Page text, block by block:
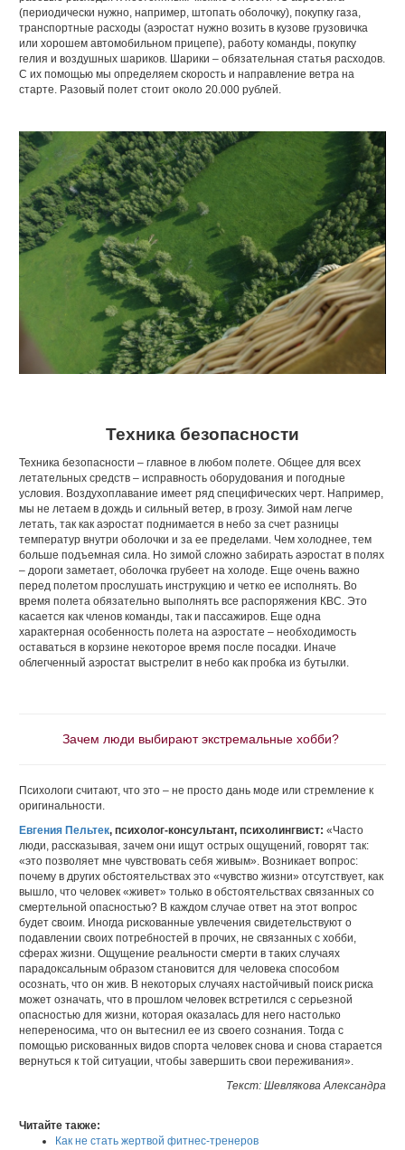
(периодически нужно, например, штопать оболочку), покупку газа,
транспортные расходы (аэростат нужно возить в кузове грузовичка
или хорошем автомобильном прицепе), работу команды, покупку
гелия и воздушных шариков. Шарики – обязательная статья расходов.
С их помощью мы определяем скорость и направление ветра на
старте. Разовый полет стоит около 20.000 рублей.
Техника безопасности
Техника безопасности – главное в любом полете. Общее для всех
летательных средств – исправность оборудования и погодные
условия. Воздухоплавание имеет ряд специфических черт. Например,
мы не летаем в дождь и сильный ветер, в грозу. Зимой нам легче
летать, так как аэростат поднимается в небо за счет разницы
температур внутри оболочки и за ее пределами. Чем холоднее, тем
больше подъемная сила. Но зимой сложно забирать аэростат в полях
– дороги заметает, оболочка грубеет на холоде. Еще очень важно
перед полетом прослушать инструкцию и четко ее исполнять. Во
время полета обязательно выполнять все распоряжения КВС. Это
касается как членов команды, так и пассажиров. Еще одна
характерная особенность полета на аэростате – необходимость
оставаться в корзине некоторое время после посадки. Иначе
облегченный аэростат выстрелит в небо как пробка из бутылки.
Зачем люди выбирают экстремальные хобби?
Психологи считают, что это – не просто дань моде или стремление к
оригинальности.
Евгения Пельтек, психолог-консультант, психолингвист:«Часто
люди, рассказывая, зачем они ищут острых ощущений, говорят так:
«это позволяет мне чувствовать себя живым». Возникает вопрос:
почему в других обстоятельствах это «чувство жизни» отсутствует, как
вышло, что человек «живет» только в обстоятельствах связанных со
смертельной опасностью? В каждом случае ответ на этот вопрос
будет своим. Иногда рискованные увлечения свидетельствуют о
подавлении своих потребностей в прочих, не связанных с хобби,
сферах жизни. Ощущение реальности смерти в таких случаях
парадоксальным образом становится для человека способом
осознать, что он жив. В некоторых случаях настойчивый поиск риска
может означать, что в прошлом человек встретился с серьезной
опасностью для жизни, которая оказалась для него настолько
непереносима, что он вытеснил ее из своего сознания. Тогда с
помощью рискованных видов спорта человек снова и снова старается
вернуться к той ситуации, чтобы завершить свои переживания».
Текст: ШевляковаАлександра
Читайте также:
Как не стать жертвой фитнес-тренеров